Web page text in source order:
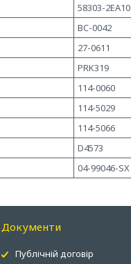
58303-2EA10
BC-0042
27-0611
PRK319
114-0060
114-5029
114-5066
D4573
04-99046-SX
Документи
Публічній договір